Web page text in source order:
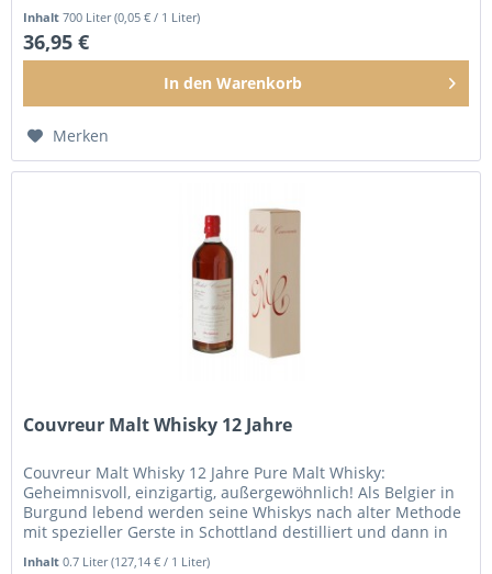
Inhalt700 Liter(0,05 € / 1 Liter)
36,95 €
In den Warenkorb
Merken
Couvreur Malt Whisky 12 Jahre
Couvreur Malt Whisky 12 Jahre Pure Malt Whisky:
Geheimnisvoll, einzigartig, außergewöhnlich! Als Belgier in
Burgund lebend werden seine Whiskys nach alter Methode
mit spezieller Gerste in Schottland destilliert und dann in
Inhalt0.7 Liter(127,14 € / 1 Liter)